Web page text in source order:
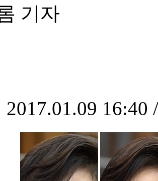
기자
2017.01.09 16:40